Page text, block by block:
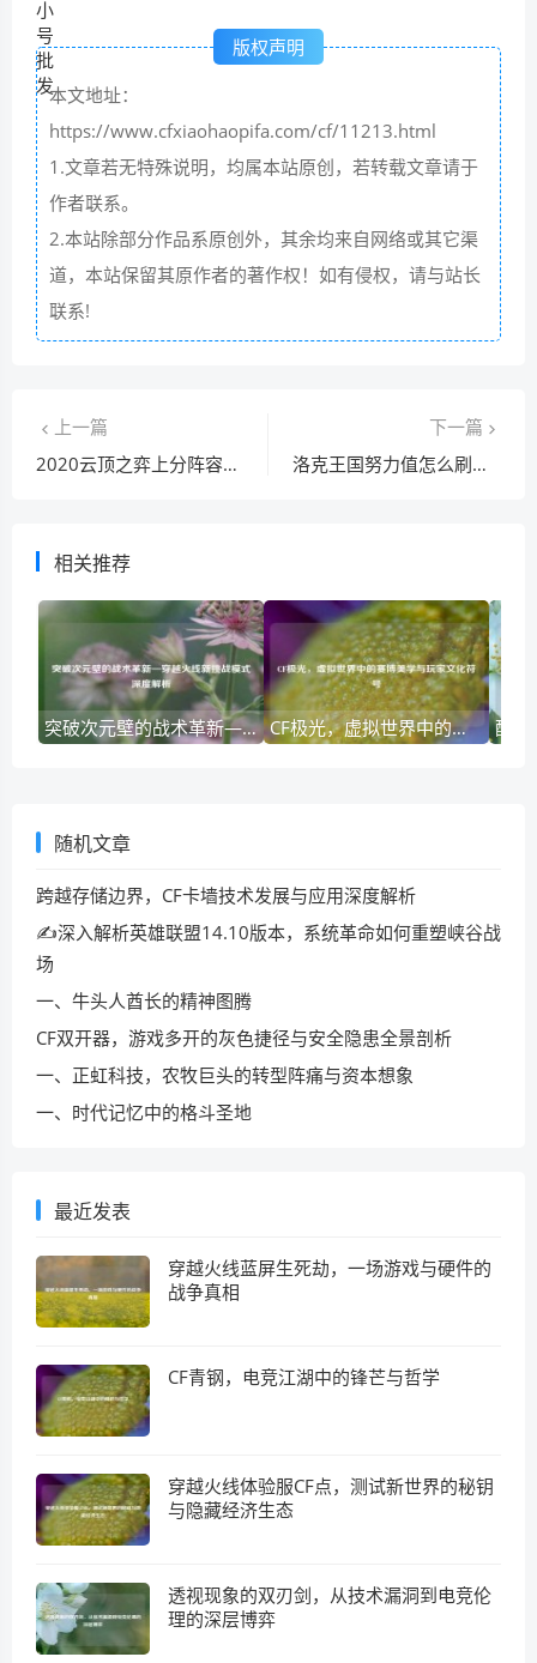
版权声明
本文地址：
https://www.cfxiaohaopifa.com/cf/11213.html
1.文章若无特殊说明，均属本站原创，若转载文章请于
作者联系。
2.本站除部分作品系原创外，其余均来自网络或其它渠
道，本站保留其原作者的著作权！如有侵权，请与站长
联系!
上一篇
2020云顶之弈上分阵容，一看就会的阵容攻略！
下一篇
洛克王国努力值怎么刷？老玩家教你几个小技巧！
相关推荐
突破次元壁的战术革新—穿越火线新挑战模式深度解析 CF极光，虚拟世界中的赛博美学与玩家文化符号
随机文章
跨越存储边界，CF卡墙技术发展与应用深度解析
✍深入解析英雄联盟14.10版本，系统革命如何重塑峡谷战
场
一、牛头人酋长的精神图腾
CF双开器，游戏多开的灰色捷径与安全隐患全景剖析
一、正虹科技，农牧巨头的转型阵痛与资本想象
一、时代记忆中的格斗圣地
最近发表
穿越火线蓝屏生死劫，一场游戏与硬件的
战争真相
CF青钢，电竞江湖中的锋芒与哲学
穿越火线体验服CF点，测试新世界的秘钥
与隐藏经济生态
透视现象的双刃剑，从技术漏洞到电竞伦
理的深层博弈